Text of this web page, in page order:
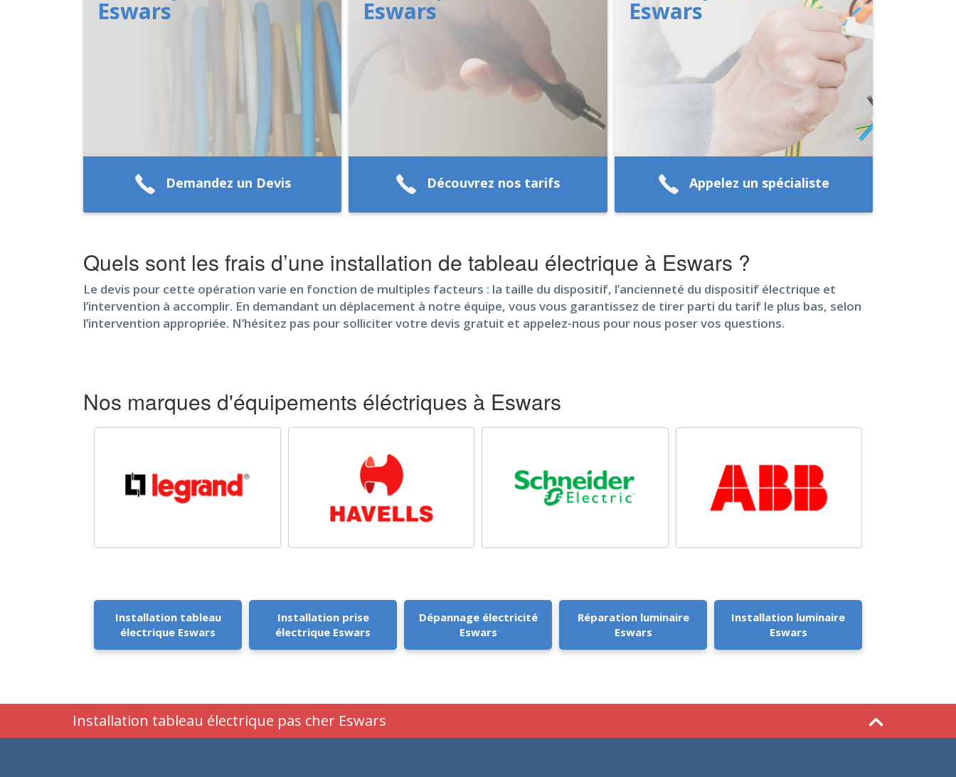
Eswars
Demandez un Devis
Eswars
Découvrez nos tarifs
Eswars
Appelez un spécialiste
Quels sont les frais d’une installation de tableau électrique à Eswars ?
Le devis pour cette opération varie en fonction de multiples facteurs : la taille du dispositif, l’ancienneté du dispositif électrique et
l’intervention à accomplir. En demandant un déplacement à notre équipe, vous vous garantissez de tirer parti du tarif le plus bas, selon
l’intervention appropriée. N’hésitez pas pour solliciter votre devis gratuit et appelez-nous pour nous poser vos questions.
Nos marques d'équipements éléctriques à Eswars
Installation tableau
électrique Eswars
Installation prise
électrique Eswars
Dépannage électricité
Eswars
Réparation luminaire
Eswars
Installation luminaire
Eswars
Installation tableau électrique pas cher Eswars